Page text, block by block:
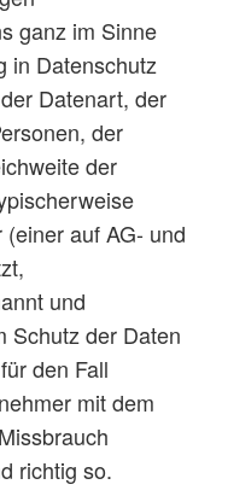
ganz im Sinne
in Datenschutz
Datenart, der
der
der
auf AG- und
und
Schutz der Daten
den Fall
mit dem
richtig so.